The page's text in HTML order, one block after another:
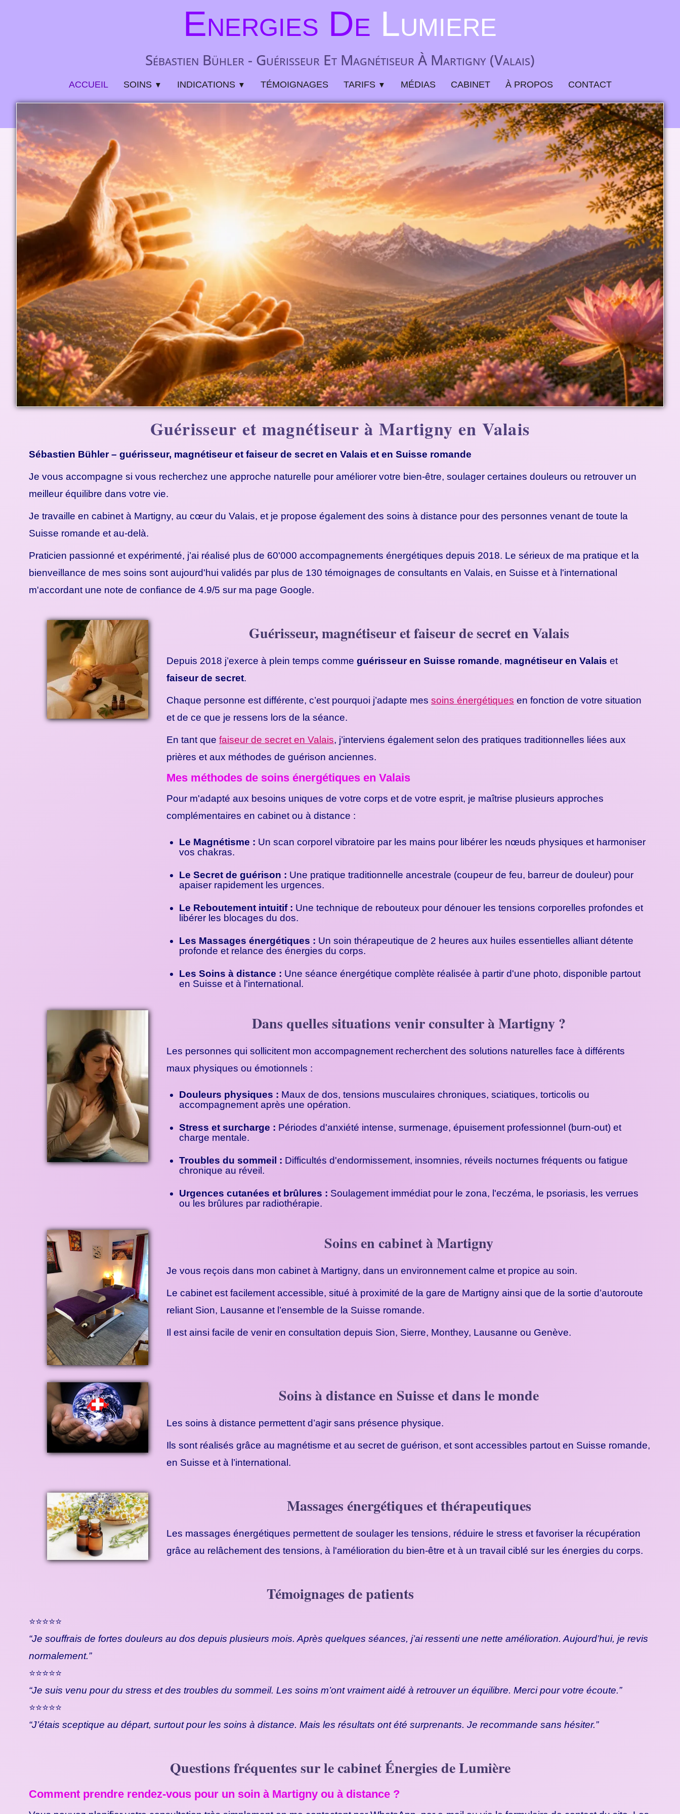
Energies De Lumiere
Sébastien Bühler - Guérisseur Et Magnétiseur À Martigny (Valais)
ACCUEIL SOINS ▼ INDICATIONS ▼ TÉMOIGNAGES TARIFS ▼ MÉDIAS CABINET À PROPOS CONTACT
Guérisseur et magnétiseur à Martigny en Valais
Sébastien Bühler – guérisseur, magnétiseur et faiseur de secret en Valais et en Suisse romande
Je vous accompagne si vous recherchez une approche naturelle pour améliorer votre bien-être, soulager certaines douleurs ou retrouver un
meilleur équilibre dans votre vie.
Je travaille en cabinet à Martigny, au cœur du Valais, et je propose également des soins à distance pour des personnes venant de toute la
Suisse romande et au-delà.
Praticien passionné et expérimenté, j’ai réalisé plus de 60'000 accompagnements énergétiques depuis 2018. Le sérieux de ma pratique et la
bienveillance de mes soins sont aujourd'hui validés par plus de 130 témoignages de consultants en Valais, en Suisse et à l'international
m'accordant une note de confiance de 4.9/5 sur ma page Google.
Guérisseur, magnétiseur et faiseur de secret en Valais
Depuis 2018 j’exerce à plein temps comme guérisseur en Suisse romande, magnétiseur en Valais et
faiseur de secret.
Chaque personne est différente, c’est pourquoi j’adapte mes soins énergétiques en fonction de votre situation
et de ce que je ressens lors de la séance.
En tant que faiseur de secret en Valais, j’interviens également selon des pratiques traditionnelles liées aux
prières et aux méthodes de guérison anciennes.
Mes méthodes de soins énergétiques en Valais
Pour m'adapté aux besoins uniques de votre corps et de votre esprit, je maîtrise plusieurs approches
complémentaires en cabinet ou à distance :
Le Magnétisme : Un scan corporel vibratoire par les mains pour libérer les nœuds physiques et harmoniser
vos chakras.
Le Secret de guérison : Une pratique traditionnelle ancestrale (coupeur de feu, barreur de douleur) pour
apaiser rapidement les urgences.
Le Reboutement intuitif : Une technique de rebouteux pour dénouer les tensions corporelles profondes et
libérer les blocages du dos.
Les Massages énergétiques : Un soin thérapeutique de 2 heures aux huiles essentielles alliant détente
profonde et relance des énergies du corps.
Les Soins à distance : Une séance énergétique complète réalisée à partir d'une photo, disponible partout
en Suisse et à l'international.
Dans quelles situations venir consulter à Martigny ?
Les personnes qui sollicitent mon accompagnement recherchent des solutions naturelles face à différents
maux physiques ou émotionnels :
Douleurs physiques : Maux de dos, tensions musculaires chroniques, sciatiques, torticolis ou
accompagnement après une opération.
Stress et surcharge : Périodes d'anxiété intense, surmenage, épuisement professionnel (burn-out) et
charge mentale.
Troubles du sommeil : Difficultés d'endormissement, insomnies, réveils nocturnes fréquents ou fatigue
chronique au réveil.
Urgences cutanées et brûlures : Soulagement immédiat pour le zona, l'eczéma, le psoriasis, les verrues
ou les brûlures par radiothérapie.
Soins en cabinet à Martigny
Je vous reçois dans mon cabinet à Martigny, dans un environnement calme et propice au soin.
Le cabinet est facilement accessible, situé à proximité de la gare de Martigny ainsi que de la sortie d’autoroute
reliant Sion, Lausanne et l’ensemble de la Suisse romande.
Il est ainsi facile de venir en consultation depuis Sion, Sierre, Monthey, Lausanne ou Genève.
Soins à distance en Suisse et dans le monde
Les soins à distance permettent d’agir sans présence physique.
Ils sont réalisés grâce au magnétisme et au secret de guérison, et sont accessibles partout en Suisse romande,
en Suisse et à l’international.
Massages énergétiques et thérapeutiques
Les massages énergétiques permettent de soulager les tensions, réduire le stress et favoriser la récupération
grâce au relâchement des tensions, à l'amélioration du bien-être et à un travail ciblé sur les énergies du corps.
Témoignages de patients
⭐⭐⭐⭐⭐
“Je souffrais de fortes douleurs au dos depuis plusieurs mois. Après quelques séances, j’ai ressenti une nette amélioration. Aujourd’hui, je revis
normalement.”
⭐⭐⭐⭐⭐
“Je suis venu pour du stress et des troubles du sommeil. Les soins m’ont vraiment aidé à retrouver un équilibre. Merci pour votre écoute.”
⭐⭐⭐⭐⭐
“J’étais sceptique au départ, surtout pour les soins à distance. Mais les résultats ont été surprenants. Je recommande sans hésiter.”
Questions fréquentes sur le cabinet Énergies de Lumière
Comment prendre rendez-vous pour un soin à Martigny ou à distance ?